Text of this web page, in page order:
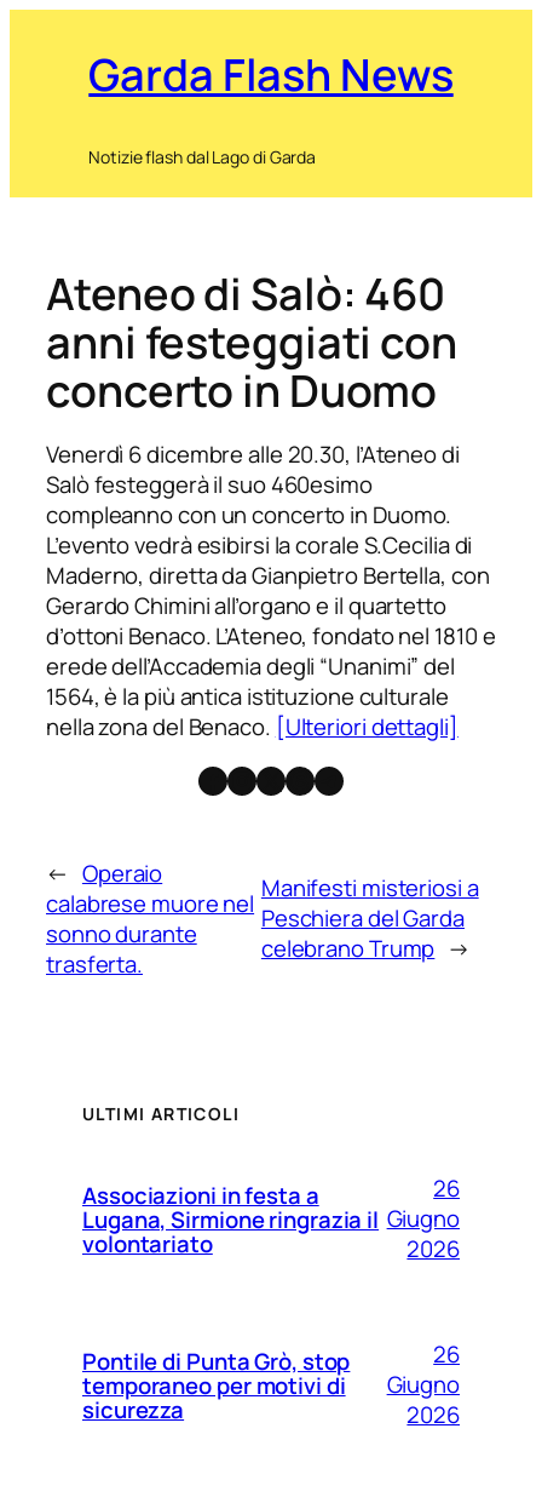
Garda Flash News
Notizie flash dal Lago di Garda
Ateneo di Salò: 460
anni festeggiati con
concerto in Duomo
Venerdì 6 dicembre alle 20.30, l’Ateneo di
Salò festeggerà il suo 460esimo
compleanno con un concerto in Duomo.
L’evento vedrà esibirsi la corale S.Cecilia di
Maderno, diretta da Gianpietro Bertella, con
Gerardo Chimini all’organo e il quartetto
d’ottoni Benaco. L’Ateneo, fondato nel 1810 e
erede dell’Accademia degli “Unanimi” del
1564, è la più antica istituzione culturale
nella zona del Benaco. [Ulteriori dettagli]
Facebook
Instagram
X Threads
Telegram
← Operaio
calabrese muore nel
sonno durante
trasferta.
Manifesti misteriosi a
Peschiera del Garda
celebrano Trump →
ULTIMI ARTICOLI
Associazioni in festa a
Lugana, Sirmione ringrazia il
volontariato
26
Giugno
2026
Pontile di Punta Grò, stop
temporaneo per motivi di
sicurezza
26
Giugno
2026